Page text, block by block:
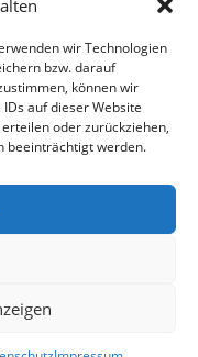
wir Technologien
bzw. darauf
können wir
auf dieser Website
oder zurückziehen,
beeinträchtigt werden.